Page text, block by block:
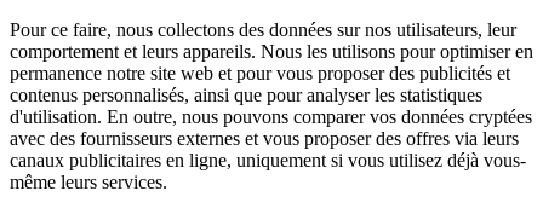
Pour ce faire, nous collectons des données sur nos utilisateurs, leur
comportement et leurs appareils. Nous les utilisons pour optimiser en
permanence notre site web et pour vous proposer des publicités et
contenus personnalisés, ainsi que pour analyser les statistiques
d'utilisation. En outre, nous pouvons comparer vos données cryptées
avec des fournisseurs externes et vous proposer des offres via leurs
canaux publicitaires en ligne, uniquement si vous utilisez déjà vous-
même leurs services.